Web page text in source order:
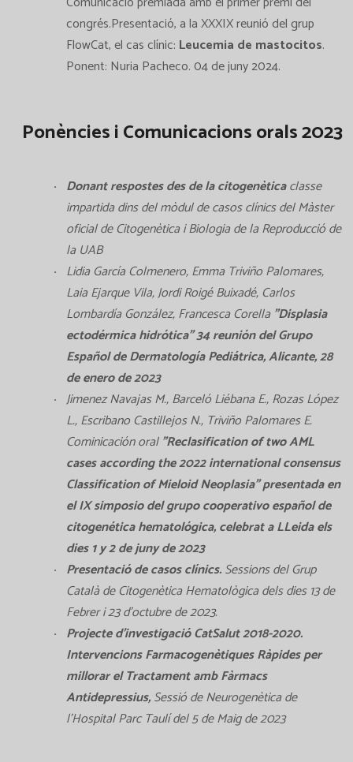
congrés.Presentació, a la XXXIX reunió del grup
FlowCat, el cas clínic: Leucemia de mastocitos.
Ponent: Nuria Pacheco. 04 de juny 2024.
Ponències i Comunicacions orals 2023
Donant respostes des de la citogenèticaclasse
impartida dins del mòdul de casos clínics del Màster
oficial de Citogenètica i Biologia de la Reproducció de
la UAB
Lidia García Colmenero, Emma Triviño Palomares,
Laia Ejarque Vila, Jordi Roigé Buixadé, Carlos
Lombardía González, Francesca Corella"Displasia
ectodérmica hidrótica" 34 reunión del Grupo
Español de Dermatología Pediátrica, Alicante, 28
de enero de 2023
Jimenez Navajas M., Barceló Liébana E., Rozas López
L., Escribano Castillejos N., Triviño Palomares E.
Cominicación oral"Reclasification of two AML
cases according the 2022 international consensus
Classification of Mieloid Neoplasia" presentada en
el IX simposio del grupo cooperativo español de
citogenética hematológica, celebrat a LLeida els
dies 1 y 2 de juny de 2023
Presentació de casos clínics.Sessions del Grup
Català de Citogenètica Hematològica dels dies 13 de
Febrer i 23 d’octubre de 2023.
Projecte d’investigació CatSalut 2018-2020.
Intervencions Farmacogenètiques Ràpides per
millorar el Tractament amb Fàrmacs
Antidepressius,Sessió de Neurogenètica de
l’Hospital Parc Taulí del 5 de Maig de 2023